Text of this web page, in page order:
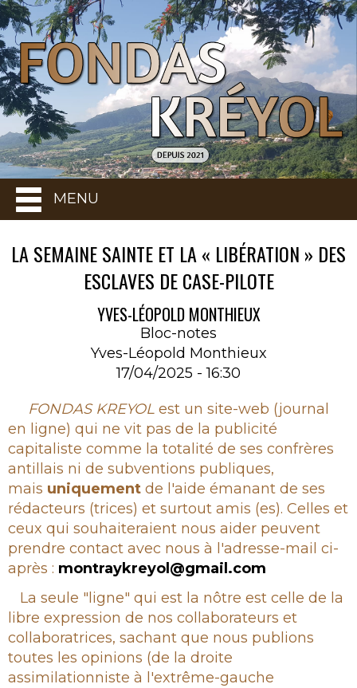
MENU
LA SEMAINE SAINTE ET LA « LIBÉRATION » DES
ESCLAVES DE CASE-PILOTE
YVES-LÉOPOLD MONTHIEUX
Bloc-notes
Yves-Léopold Monthieux
17/04/2025 - 16:30
Rubrique
FONDAS KREYOL est un site-web (journal
en ligne) qui ne vit pas de la publicité
capitaliste comme la totalité de ses confrères
antillais ni de subventions publiques,
mais uniquement de l'aide émanant de ses
rédacteurs (trices) et surtout amis (es). Celles et
ceux qui souhaiteraient nous aider peuvent
prendre contact avec nous à l'adresse-mail ci-
après : montraykreyol@gmail.com
La seule "ligne" qui est la nôtre est celle de la
libre expression de nos collaborateurs et
collaboratrices, sachant que nous publions
toutes les opinions (de la droite
assimilationniste à l'extrême-gauche